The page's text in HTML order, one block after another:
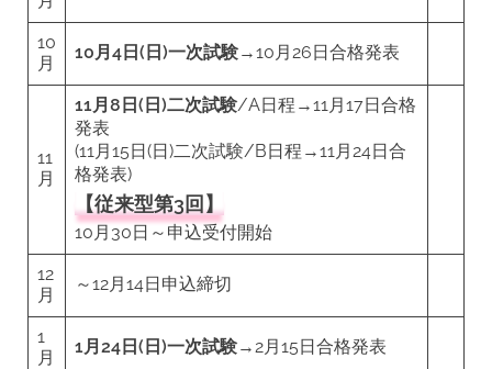
10
月
10月4日(日)一次試験​​​​​​​→10月26日合格発表
11
月
11月8日(日)二次試験/A日程→11月17日合格
発表
(11月15日(日)二次試験/B日程→11月24日合
格発表)
【従来型第3回】
10月30日～申込受付開始
12
月
～12月14日申込締切
1
月
1月24日(日)一次試験→2月15日合格発表